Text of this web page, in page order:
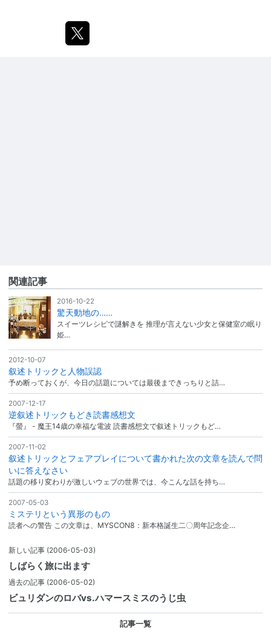
関連記事
2016-10-22
驚天動地の……
スイーツレシピで謎解きを 推理が言えない少女と保健室の眠り
姫…
2012-10-07
叙述トリックと人物誤認
予め断っておくが、今日の話題については最後まできっちりと詰…
2007-12-17
逆叙述トリックもどき読書感想文
『螢』 - 魔王14歳の幸福な電波 読書感想文で叙述トリックもど…
2007-11-02
叙述トリックとフェアプレイについて書かれた次の文章を読んで問
いに答えなさい
話題の移り変わりが激しいウェブの世界では、今こんな話を持ち…
2007-05-03
ミステリという異形のもの
読者への警告 この文章は、MYSCON8：新本格誕生二〇周年記念企…
新しい記事 (2006-05-03)
しばらく旅に出ます
過去の記事 (2006-05-02)
ビュリダンのロバvs.ハマースミスのうじ虫
記事一覧